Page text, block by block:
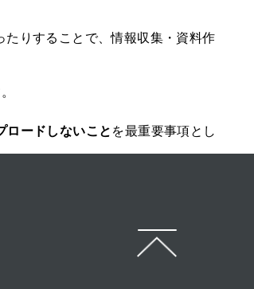
りすることで、情報収集・資料作
ロードしないこと を最重要事項とし